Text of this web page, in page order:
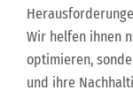
Wir helfen ihnen
optimieren,
und ihre